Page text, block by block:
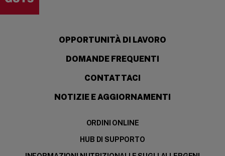
OPPORTUNITÀ DI LAVORO
DOMANDE FREQUENTI
CONTATTACI
NOTIZIE E AGGIORNAMENTI
ORDINI ONLINE
HUB DI SUPPORTO